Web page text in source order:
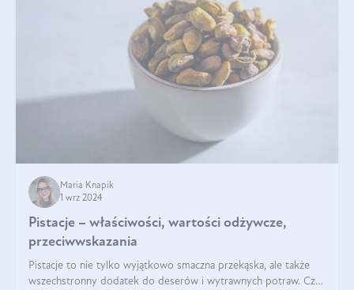
Maria Knapik
1 wrz 2024
Pistacje – właściwości, wartości odżywcze,
przeciwwskazania
Pistacje to nie tylko wyjątkowo smaczna przekąska, ale także
wszechstronny dodatek do deserów i wytrawnych potraw. Czy